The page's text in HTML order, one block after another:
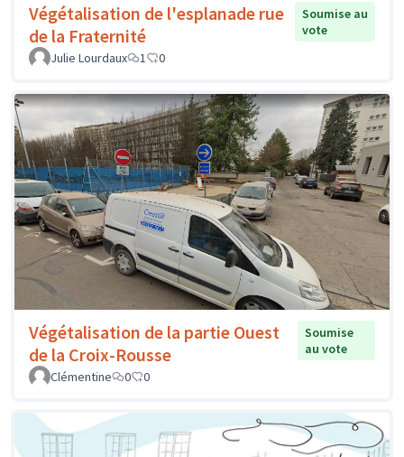
Végétalisation de l'esplanade rue
de la Fraternité
Soumise au
vote
Julie Lourdaux
1 0
Végétalisation de la partie Ouest
de la Croix-Rousse
Soumise
au vote
Clémentine
0 0